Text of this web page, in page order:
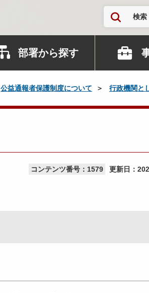
検索
部署から探す
公益通報者保護制度について 行政機関と
コンテンツ番号：1579 更新日：